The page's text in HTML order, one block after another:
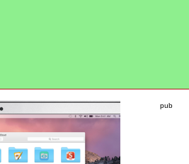
pub